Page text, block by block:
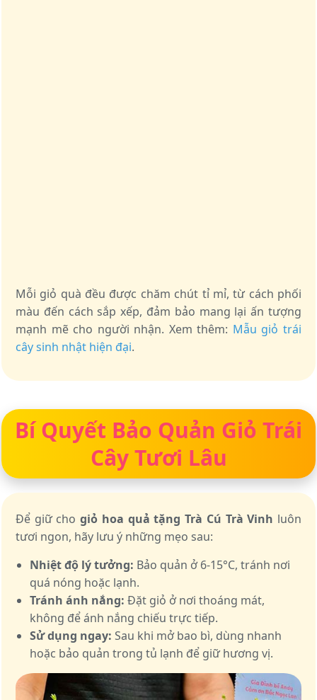
Mỗi giỏ quà đều được chăm chút tỉ mỉ, từ cách phối
màu đến cách sắp xếp, đảm bảo mang lại ấn tượng
mạnh mẽ cho người nhận. Xem thêm: Mẫu giỏ trái
cây sinh nhật hiện đại.
Bí Quyết Bảo Quản Giỏ Trái
Cây Tươi Lâu
Để giữ chogiỏ hoa quả tặng Trà Cú Trà Vinh luôn
tươi ngon, hãy lưu ý những mẹo sau:
Nhiệt độ lý tưởng: Bảo quản ở 6-15°C, tránh nơi
quá nóng hoặc lạnh.
Tránh ánh nắng: Đặt giỏ ở nơi thoáng mát,
không để ánh nắng chiếu trực tiếp.
Sử dụng ngay: Sau khi mở bao bì, dùng nhanh
hoặc bảo quản trong tủ lạnh để giữ hương vị.